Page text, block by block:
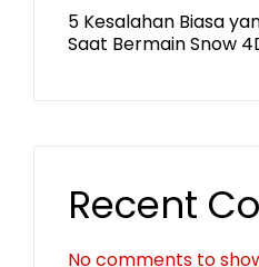
5 Kesalahan Biasa
Saat Bermain Snow
Recent
No comments to